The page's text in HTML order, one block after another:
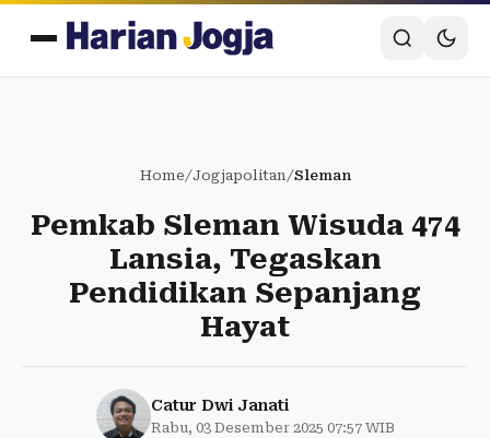
Home/Jogjapolitan/Sleman
Pemkab Sleman Wisuda 474
Lansia, Tegaskan
Pendidikan Sepanjang
Hayat
Catur Dwi Janati
Rabu, 03 Desember 2025 07:57 WIB